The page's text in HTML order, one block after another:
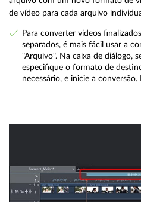
de vídeo para cada arquivo
Para converter vídeos
separados, é mais fácil usar a
"Arquivo". Na caixa de diálogo,
especifique o formato de
necessário, e inicie a